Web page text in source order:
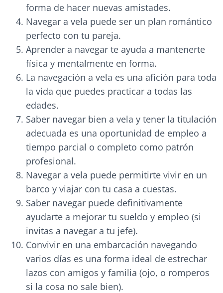
forma de hacer nuevas amistades.
Navegar a vela puede ser un plan romántico
perfecto con tu pareja.
Aprender a navegar te ayuda a mantenerte
física y mentalmente en forma.
La navegación a vela es una afición para toda
la vida que puedes practicar a todas las
edades.
Saber navegar bien a vela y tener la titulación
adecuada es una oportunidad de empleo a
tiempo parcial o completo como patrón
profesional.
Navegar a vela puede permitirte vivir en un
barco y viajar con tu casa a cuestas.
Saber navegar puede definitivamente
ayudarte a mejorar tu sueldo y empleo (si
invitas a navegar a tu jefe).
Convivir en una embarcación navegando
varios días es una forma ideal de estrechar
lazos con amigos y familia (ojo, o romperos
si la cosa no sale bien).